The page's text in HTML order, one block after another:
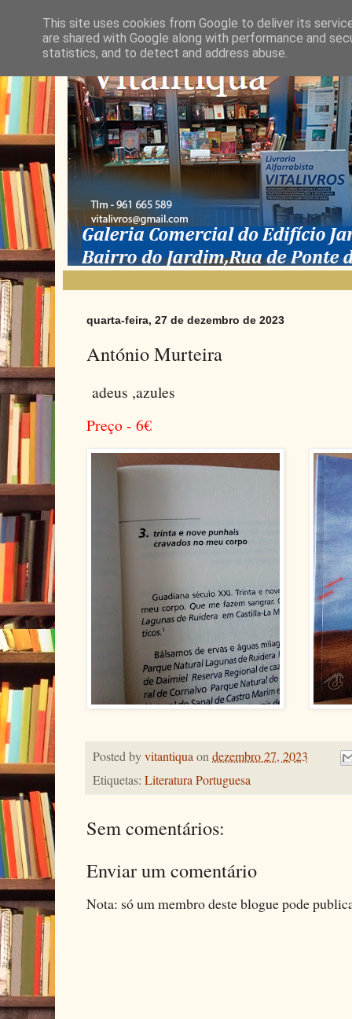
quarta-feira, 27 de dezembro de 2023
António Murteira
adeus ,azules
Preço - 6€
Posted byvitantiquaondezembro 27, 2023
Etiquetas: Literatura Portuguesa
Sem comentários:
Enviar um comentário
Nota: só um membro deste blogue pode
This site uses cookies from Google to deliver its
are shared with Google along with performance and
statistics, and to detect and address abuse.